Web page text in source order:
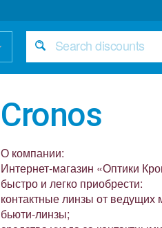
Cronos
О компании:
Интернет-магазин «Оптики
быстро и легко приобрести:
контактные линзы от
бьюти-линзы;